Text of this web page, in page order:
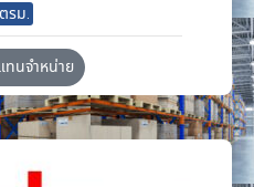
รม.
นจำหน่าย